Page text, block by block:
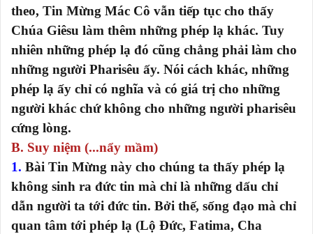
theo, Tin Mừng Mác Cô vẫn tiếp tục cho thấy
Chúa Giêsu làm thêm những phép lạ khác. Tuy
nhiên những phép lạ đó cũng chẳng phải làm cho
những người Pharisêu ấy. Nói cách khác, những
phép lạ ấy chỉ có nghĩa và có giá trị cho những
người khác chứ không cho những người pharisêu
cứng lòng.
B. Suy niệm (...nẩy mầm)
1. Bài Tin Mừng này cho chúng ta thấy phép lạ
không sinh ra đức tin mà chỉ là những dấu chỉ
dẫn người ta tới đức tin. Bởi thế, sống đạo mà chỉ
quan tâm tới phép lạ (Lộ Đức, Fatima, Cha